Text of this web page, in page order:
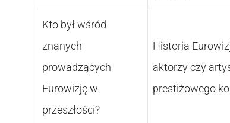
Kto był wśród
znanych
prowadzących
Eurowizję w
przeszłości?
Historia
aktorzy czy
prestiżowego